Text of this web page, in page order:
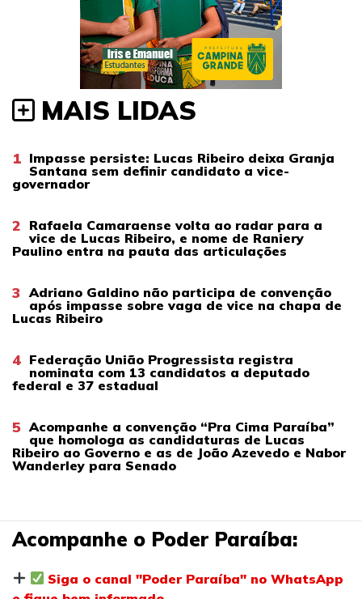
MAIS LIDAS
1 Impasse persiste: Lucas Ribeiro deixa Granja
Santana sem definir candidato a vice-
governador
2 Rafaela Camaraense volta ao radar para a
vice de Lucas Ribeiro, e nome de Raniery
Paulino entra na pauta das articulações
3 Adriano Galdino não participa de convenção
após impasse sobre vaga de vice na chapa de
Lucas Ribeiro
4 Federação União Progressista registra
nominata com 13 candidatos a deputado
federal e 37 estadual
5 Acompanhe a convenção “Pra Cima Paraíba”
que homologa as candidaturas de Lucas
Ribeiro ao Governo e as de João Azevedo e Nabor
Wanderley para Senado
Acompanhe o Poder Paraíba:
Siga o canal "Poder Paraíba" no WhatsApp